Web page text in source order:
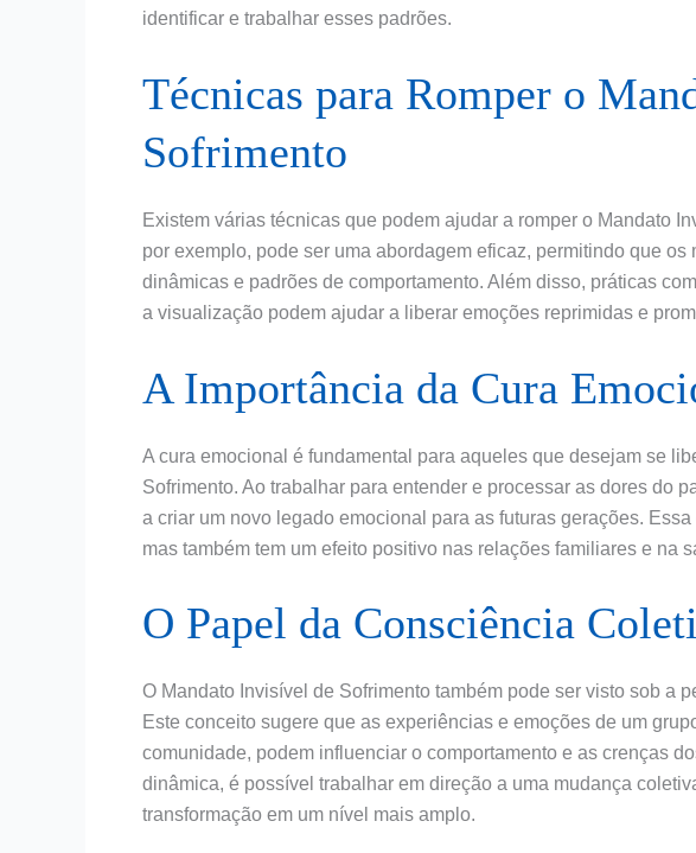
identificar e trabalhar esses padrões.
Técnicas para Romper o
Sofrimento
Existem várias técnicas que podem ajudar a romper o Mandato
por exemplo, pode ser uma abordagem eficaz, permitindo que
dinâmicas e padrões de comportamento. Além disso, práticas
a visualização podem ajudar a liberar emoções reprimidas e
A Importância da Cura
A cura emocional é fundamental para aqueles que desejam se
Sofrimento. Ao trabalhar para entender e processar as dores do
a criar um novo legado emocional para as futuras gerações.
mas também tem um efeito positivo nas relações familiares e na
O Papel da Consciência
O Mandato Invisível de Sofrimento também pode ser visto sob a
Este conceito sugere que as experiências e emoções de um
comunidade, podem influenciar o comportamento e as crenças
dinâmica, é possível trabalhar em direção a uma mudança
transformação em um nível mais amplo.